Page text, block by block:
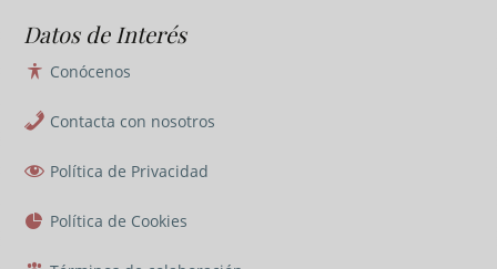
Datos de Interés
Conócenos
Contacta con nosotros
Política de Privacidad
Política de Cookies